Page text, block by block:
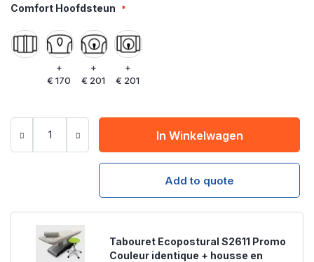
Comfort Hoofdsteun
+
€ 170
+
€ 201
+
€ 201
In Winkelwagen
Add to quote
Tabouret Ecopostural S2611 Promo
Couleur identique + housse en